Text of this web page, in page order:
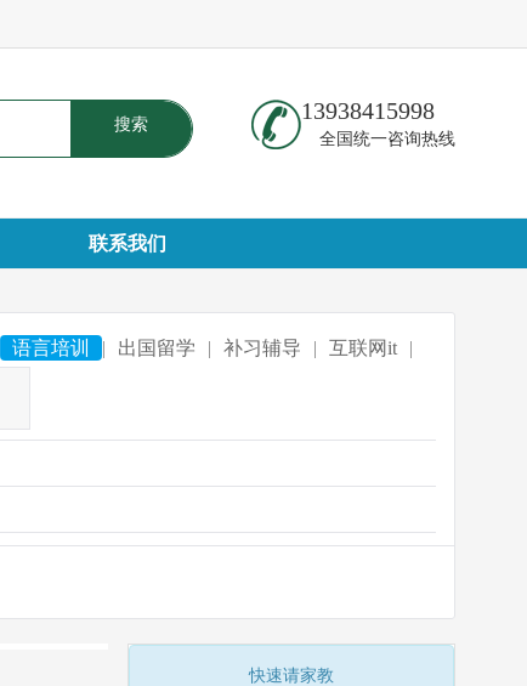
搜索
13938415998
全国统一咨询热线
联系我们
语言培训 | 出国留学 | 补习辅导 | 互联网it
|
快速请家教